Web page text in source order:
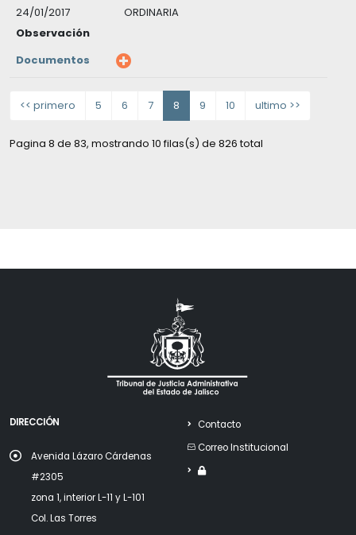
24/01/2017
ORDINARIA
Observación
Documentos
<< primero 5 6 7 8 9 10 ultimo >>
Pagina 8 de 83, mostrando 10 filas(s) de 826 total
DIRECCIÓN
Avenida Lázaro Cárdenas
#2305
zona 1, interior L-11 y L-101
Col. Las Torres
Contacto
Correo Institucional